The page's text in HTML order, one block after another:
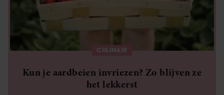
CULINAIR
Kun je aardbeien invriezen? Zo blijven ze
het lekkerst